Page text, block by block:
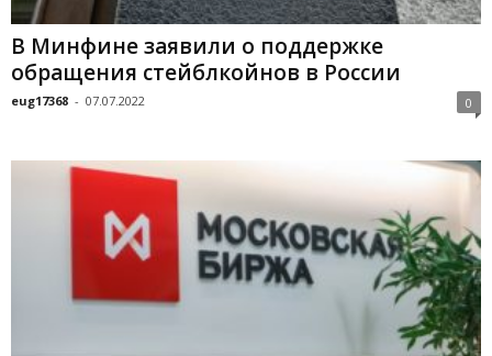
В Минфине заявили о поддержке
обращения стейблкойнов в России
eug17368 - 07.07.2022 0